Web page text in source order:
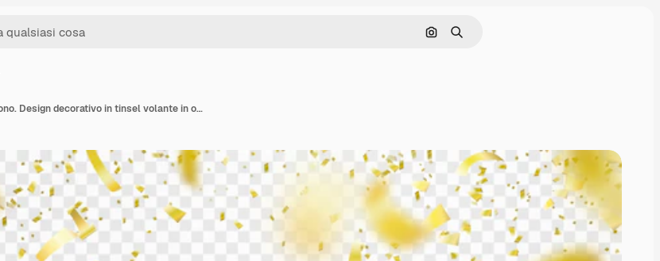
Cerca per immagine
Ricerca
Confine isolato coriandoli che cadono. Design decorativo in tinsel volante in oro lucido. Elemento sfocato.